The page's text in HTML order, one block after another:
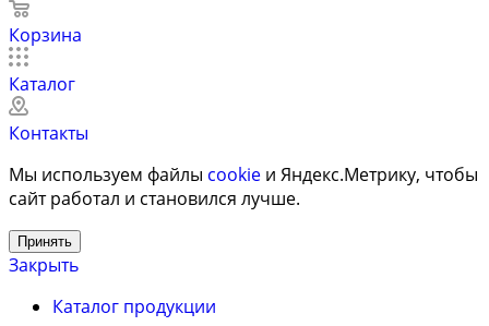
Корзина
Каталог
Контакты
Мы используем файлы cookie и Яндекс.Метрику, чтобы
сайт работал и становился лучше.
Принять
Закрыть
Каталог продукции